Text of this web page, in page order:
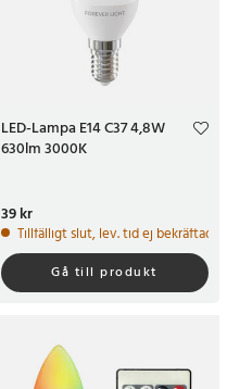
LED-Lampa E14 C37 4,8W
630lm 3000K
Pris:
39 kr
Tillfälligt slut, lev. tid ej bekräftad.
Gå till produkt